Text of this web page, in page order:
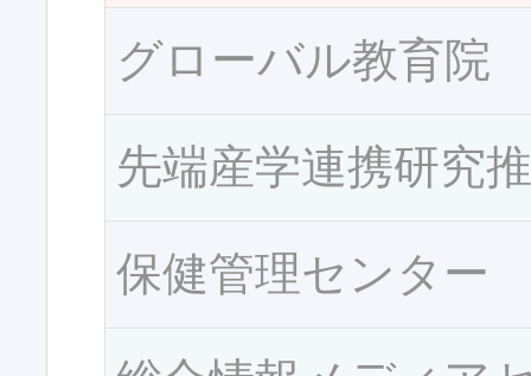
グローバル教育院
先端産学連携研究
保健管理センター